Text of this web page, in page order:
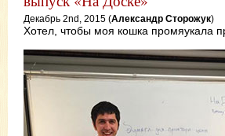
Декабрь 2nd, 2015 (Александр Сторожук)
Хотел, чтобы моя кошка промяукала